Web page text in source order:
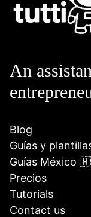
An
Blog
Guías y
Guías México
Precios
Tutorials
Contact us